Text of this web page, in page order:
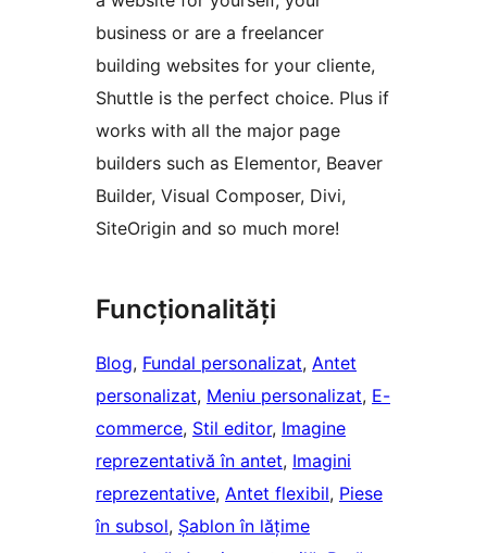
business or are a freelancer
building websites for your cliente,
Shuttle is the perfect choice. Plus if
works with all the major page
builders such as Elementor, Beaver
Builder, Visual Composer, Divi,
SiteOrigin and so much more!
Funcționalități
Blog, Fundal personalizat, Antet
personalizat, Meniu personalizat, E-
commerce, Stil editor, Imagine
reprezentativă în antet, Imagini
reprezentative, Antet flexibil, Piese
în subsol, Șablon în lățime